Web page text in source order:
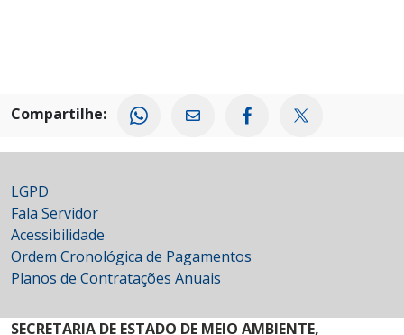
Compartilhe:
LGPD
Fala Servidor
Acessibilidade
Ordem Cronológica de Pagamentos
Planos de Contratações Anuais
SECRETARIA DE ESTADO DE MEIO AMBIENTE,